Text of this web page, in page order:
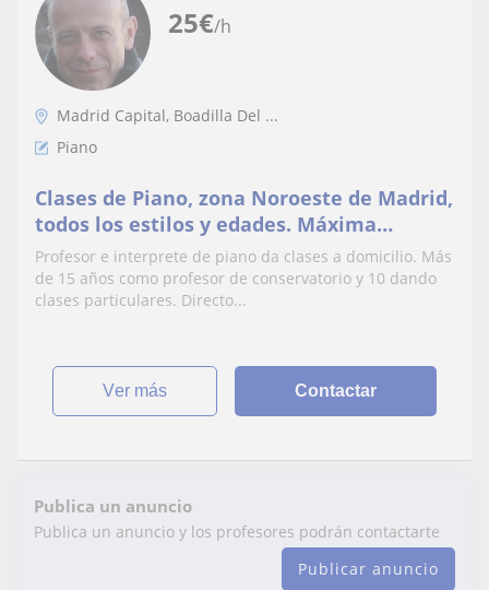
25€/h
Madrid Capital, Boadilla Del ...
Piano
Clases de Piano, zona Noroeste de Madrid,
todos los estilos y edades. Máxima
experiencia
Profesor e interprete de piano da clases a domicilio. Más
de 15 años como profesor de conservatorio y 10 dando
clases particulares. Directo...
ver más Contactar
Publica un anuncio
Publica un anuncio y los profesores podrán contactarte
Publicar anuncio